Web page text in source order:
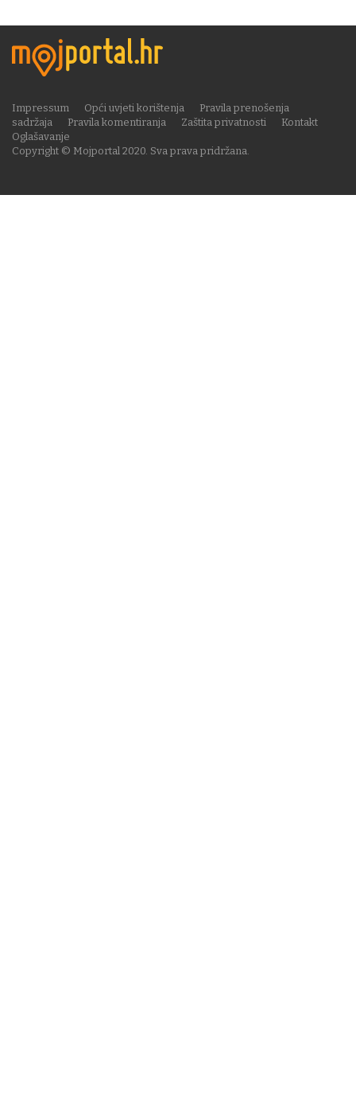
Copyright © Mojportal 2020. Sva prava pridržana.
Impressum Opći uvjeti korištenja
Pravila prenošenja
sadržaja
Pravila komentiranja Zaštita privatnosti
Kontakt
Oglašavanje